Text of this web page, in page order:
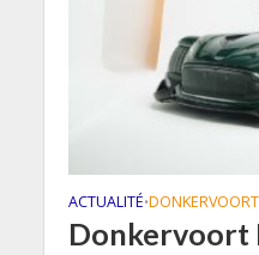
ACTUALITÉ•DONKERVOORT
Donkervoort